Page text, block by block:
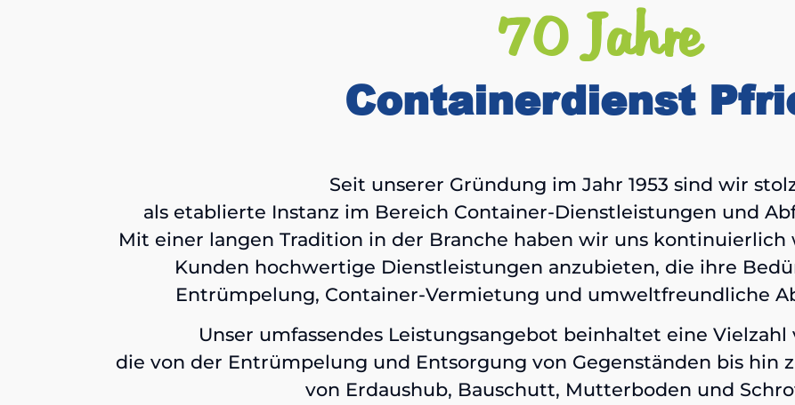
70 Jahre
Containerdienst
Seit unserer Gründung im Jahr 1953 sind wir
als etablierte Instanz im Bereich Container-Dienstleistungen und
Mit einer langen Tradition in der Branche haben wir uns
Kunden hochwertige Dienstleistungen anzubieten, die ihre
Entrümpelung, Container-Vermietung und umweltfreundliche
Unser umfassendes Leistungsangebot beinhaltet eine
die von der Entrümpelung und Entsorgung von Gegenständen bis hin
von Erdaushub, Bauschutt, Mutterboden und